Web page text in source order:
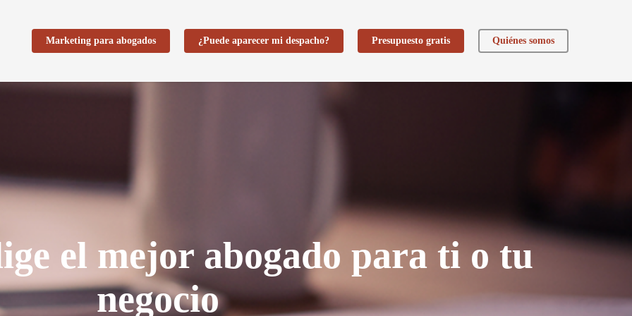
Marketing para abogados ¿Puede aparecer mi despacho? Presupuesto gratis Quiénes somos
el mejor abogado para ti o tu
negocio